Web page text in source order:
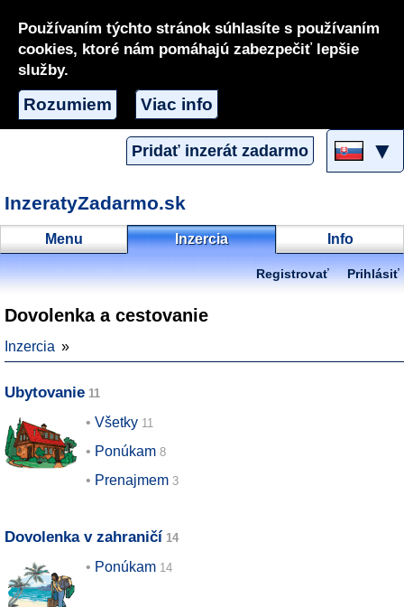
Používaním týchto stránok súhlasíte s používaním
cookies, ktoré nám pomáhajú zabezpečiť lepšie
služby.
Rozumiem Viac info
Pridať inzerát zadarmo ▼
InzeratyZadarmo.sk
Menu Inzercia Info
Registrovať Prihlásiť
Dovolenka a cestovanie
Inzercia
Ubytovanie
Všetky
Ponúkam
Prenajmem
Dovolenka v zahraničí
Ponúkam